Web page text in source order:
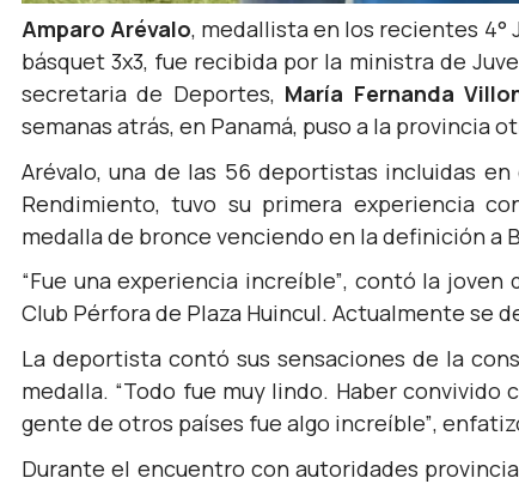
Amparo Arévalo, medallista en los recientes 4°
básquet 3x3, fue recibida por la ministra de
secretaria de Deportes, María Fernanda
semanas atrás, en Panamá, puso a la provincia
Arévalo, una de las 56 deportistas incluidas
Rendimiento, tuvo su primera experiencia
medalla de bronce venciendo en la definición a
“Fue una experiencia increíble”, contó la joven
Club Pérfora de Plaza Huincul. Actualmente se
La deportista contó sus sensaciones de la
medalla. “Todo fue muy lindo. Haber
gente de otros países fue algo increíble”,
Durante el encuentro con autoridades